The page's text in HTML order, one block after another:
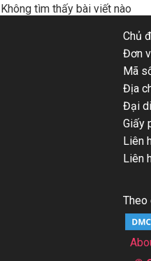
Không tìm thấy bài viết nào
Chủ
Đơn
Mã
Địa
Đại
Giấy
Liên
Liên
Theo